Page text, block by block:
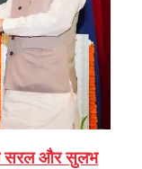
सरल और सुलभ